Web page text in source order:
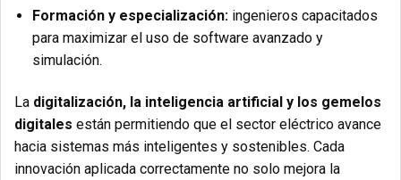
Formación y especialización: ingenieros capacitados
para maximizar el uso de software avanzado y
simulación.
La digitalización, la inteligencia artificial y los gemelos
digitales están permitiendo que el sector eléctrico avance
hacia sistemas más inteligentes y sostenibles. Cada
innovación aplicada correctamente no solo mejora la